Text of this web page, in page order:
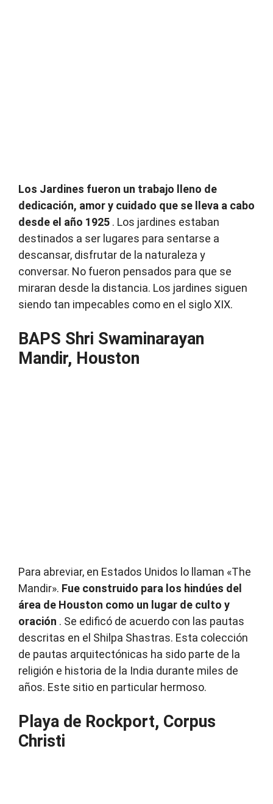
Los Jardines fueron un trabajo lleno de
dedicación, amor y cuidado que se lleva a cabo
desde el año 1925 . Los jardines estaban
destinados a ser lugares para sentarse a
descansar, disfrutar de la naturaleza y
conversar. No fueron pensados ​​para que se
miraran desde la distancia. Los jardines siguen
siendo tan impecables como en el siglo XIX.
BAPS Shri Swaminarayan
Mandir, Houston
Para abreviar, en Estados Unidos lo llaman «The
Mandir». Fue construido para los hindúes del
área de Houston como un lugar de culto y
oración . Se edificó de acuerdo con las pautas
descritas en el Shilpa Shastras. Esta colección
de pautas arquitectónicas ha sido parte de la
religión e historia de la India durante miles de
años. Este sitio en particular hermoso.
Playa de Rockport, Corpus
Christi